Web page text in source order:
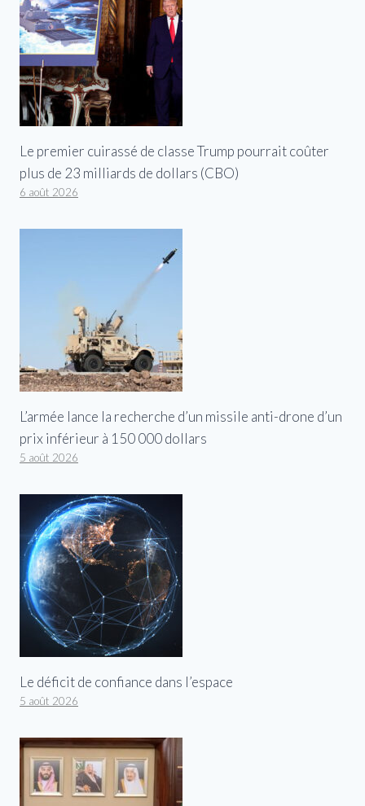
Le premier cuirassé de classe Trump pourrait coûter
plus de 23 milliards de dollars (CBO)
6 août 2026
L’armée lance la recherche d’un missile anti-drone d’un
prix inférieur à 150 000 dollars
5 août 2026
Le déficit de confiance dans l’espace
5 août 2026